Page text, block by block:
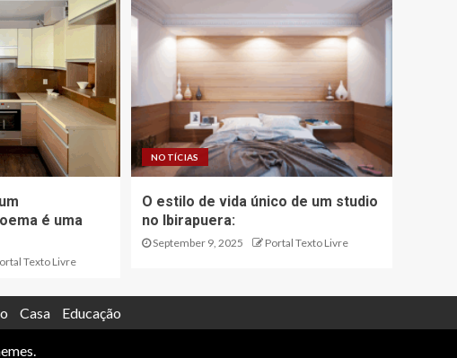
é uma
Texto Livre
NOTÍCIAS
O estilo de vida único de um studio
no Ibirapuera:
September 9, 2025 Portal Texto Livre
Casa Educação